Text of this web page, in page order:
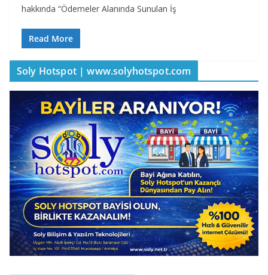
hakkında “Ödemeler Alanında Sunulan İş
Read More
Soly Hotspot | www.solyhotspot.com